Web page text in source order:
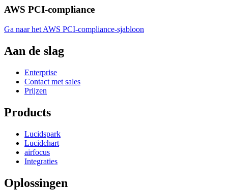
AWS PCI-compliance
Ga naar het AWS PCI-compliance-sjabloon
Aan de slag
Enterprise
Contact met sales
Prijzen
Products
Lucidspark
Lucidchart
airfocus
Integraties
Oplossingen